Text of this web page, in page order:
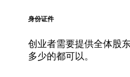
身份证件
创业者需要提供全体股
多少的都可以。